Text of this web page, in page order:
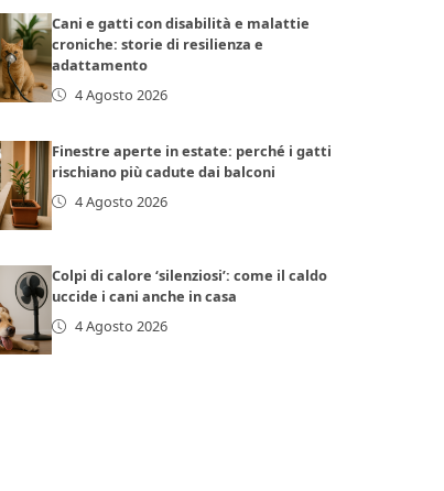
Cani e gatti con disabilità e malattie
croniche: storie di resilienza e
adattamento
4 Agosto 2026
Finestre aperte in estate: perché i gatti
rischiano più cadute dai balconi
4 Agosto 2026
Colpi di calore ‘silenziosi’: come il caldo
uccide i cani anche in casa
4 Agosto 2026